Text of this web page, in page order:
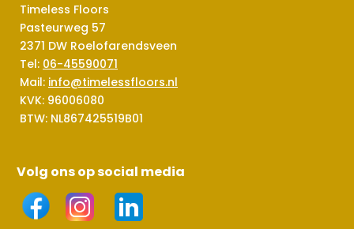
Timeless Floors
Pasteurweg 57
2371 DW Roelofarendsveen
Tel: 06-45590071
Mail: info@timelessfloors.nl
KVK: 96006080
BTW: NL867425519B01
Volg ons op social media